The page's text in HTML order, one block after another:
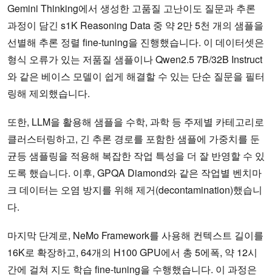
Gemini Thinking에서 생성한 고품질 고난이도 질문과 추론
과정이 담긴 s1K Reasoning Data 중 약 2만 5천 개의 샘플을
선별해 추론 정렬 fine-tuning을 진행했습니다. 이 데이터셋은
형식 오류가 있는 저품질 샘플이나 Qwen2.5 7B/32B Instruct
와 같은 베이스 모델이 쉽게 해결할 수 있는 단순 질문을 필터
링해 제외했습니다.
또한, LLM을 활용해 샘플을 수학, 과학 등 주제별 카테고리로
클러스터링하고, 긴 추론 경로를 포함한 샘플에 가중치를 둔
균등 샘플링을 적용해 복잡한 작업 특성을 더 잘 반영할 수 있
도록 했습니다. 이후, GPQA Diamond와 같은 작업별 벤치마
크 데이터는 오염 방지를 위해 제거(decontamination)했습니
다.
마지막 단계로, NeMo Framework를 사용해 컨텍스트 길이를
16K로 확장하고, 64개의 H100 GPU에서 총 5에폭, 약 12시
간에 걸쳐 지도 학습 fine-tuning을 수행했습니다. 이 과정은